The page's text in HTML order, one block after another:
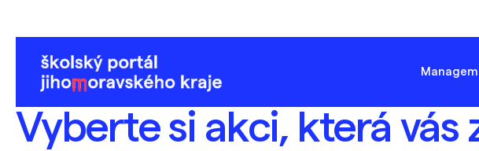
Vyberte si akci, která vás